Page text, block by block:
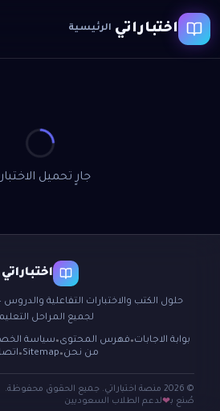
اختباراتي الرئيسية
جارٍ تحميل
اختباراتي
حلول الكتب والاختبارات التفاعلية
لجميع المراحل
بوابة الاجابات ● فهرس المحتوى ● سياسة
من نحن ●
Sitemap
●
© 2026 منصة اختباراتي. جميع الحقوق محفوظة.
صُنع بـ❤لدعم الطلاب السعوديين